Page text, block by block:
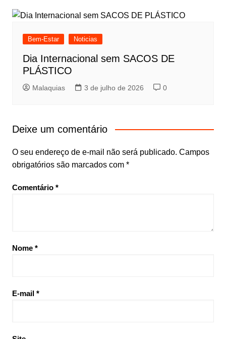
Bem-Estar Noticias
Dia Internacional sem SACOS DE
PLÁSTICO
Malaquias 3 de julho de 2026 0
Deixe um comentário
O seu endereço de e-mail não será publicado. Campos
obrigatórios são marcados com *
Comentário *
Nome *
E-mail *